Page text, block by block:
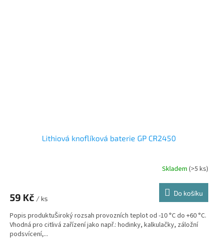
Lithiová knoflíková baterie GP CR2450
Skladem (>5 ks)
59 Kč / ks
Do košíku
Popis produktuŠiroký rozsah provozních teplot od -10 °C do +60 °C.
Vhodná pro citlivá zařízení jako např.: hodinky, kalkulačky, záložní
podsvícení,...